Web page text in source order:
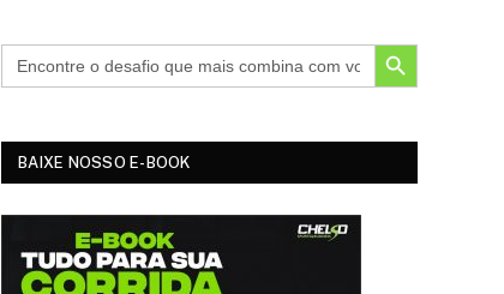
SEARCH BUTTON
BAIXE NOSSO E-BOOK